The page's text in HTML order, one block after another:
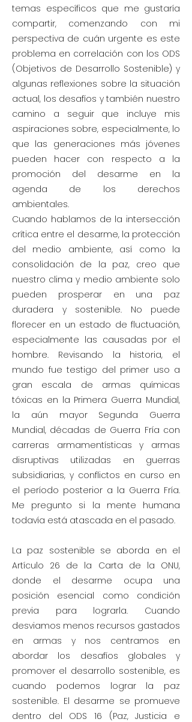
temas específicos que me gustaría
compartir, comenzando con mi
perspectiva de cuán urgente es este
problema en correlación con los ODS
(Objetivos de Desarrollo Sostenible) y
algunas reflexiones sobre la situación
actual, los desafíos y también nuestro
camino a seguir que incluye mis
aspiraciones sobre, especialmente, lo
que las generaciones más jóvenes
pueden hacer con respecto a la
promoción del desarme en la
agenda de los derechos
ambientales.
Cuando hablamos de la intersección
crítica entre el desarme, la protección
del medio ambiente, así como la
consolidación de la paz, creo que
nuestro clima y medio ambiente solo
pueden prosperar en una paz
duradera y sostenible. No puede
florecer en un estado de fluctuación,
especialmente las causadas por el
hombre. Revisando la historia, el
mundo fue testigo del primer uso a
gran escala de armas químicas
tóxicas en la Primera Guerra Mundial,
la aún mayor Segunda Guerra
Mundial, décadas de Guerra Fría con
carreras armamentísticas y armas
disruptivas utilizadas en guerras
subsidiarias, y conflictos en curso en
el período posterior a la Guerra Fría.
Me pregunto si la mente humana
todavía está atascada en el pasado.
La paz sostenible se aborda en el
Artículo 26 de la Carta de la ONU,
donde el desarme ocupa una
posición esencial como condición
previa para lograrla. Cuando
desviamos menos recursos gastados
en armas y nos centramos en
abordar los desafíos globales y
promover el desarrollo sostenible, es
cuando podemos lograr la paz
sostenible. El desarme se promueve
dentro del ODS 16 (Paz, Justicia e